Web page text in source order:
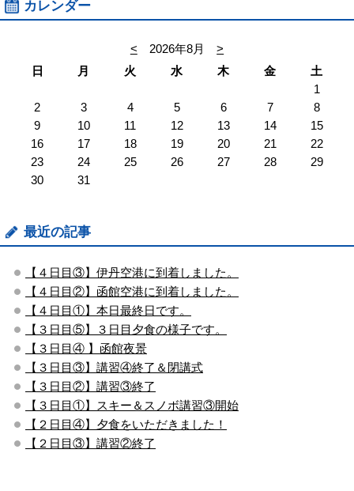
カレンダー
< 2026年8月
>
日
月 火 水 木 金
土
1
2
3 4 5 6 7
8
9
10 11 12 13 14
15
16
17 18 19 20 21
22
23
24 25 26 27 28
29
30
31
最近の記事
【４日目③】伊丹空港に到着しました。
【４日目②】函館空港に到着しました。
【４日目①】本日最終日です。
【３日目⑤】３日目夕食の様子です。
【３日目④ 】函館夜景
【３日目③】講習④終了＆閉講式
【３日目②】講習③終了
【３日目①】スキー＆スノボ講習③開始
【２日目④】夕食をいただきました！
【２日目③】講習②終了